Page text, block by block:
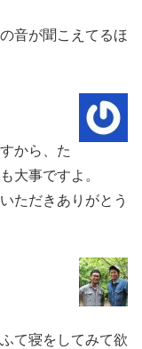
音が聞こえてるほ
から、た
大事ですよ。
ただきありがとう
て寝をしてみて欲